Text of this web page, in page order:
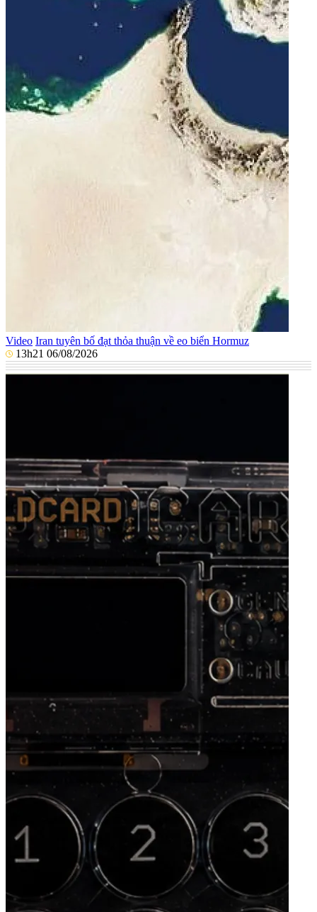
Video Iran tuyên bố đạt thỏa thuận về eo biển Hormuz
13h21 06/08/2026